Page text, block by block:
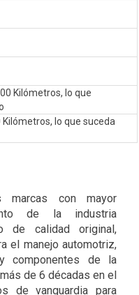
Kilómetros, lo que
Kilómetros, lo que suceda
con mayor
de la industria
de calidad original,
el manejo automotriz,
componentes de la
de 6 décadas en el
de vanguardia para